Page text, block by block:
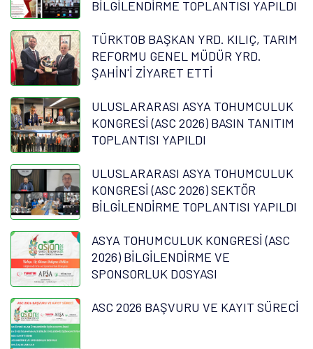
BİLGİLENDİRME TOPLANTISI YAPILDI
TÜRKTOB BAŞKAN YRD. KILIÇ, TARIM
REFORMU GENEL MÜDÜR YRD.
ŞAHİN'İ ZİYARET ETTİ
ULUSLARARASI ASYA TOHUMCULUK
KONGRESİ (ASC 2026) BASIN TANITIM
TOPLANTISI YAPILDI
ULUSLARARASI ASYA TOHUMCULUK
KONGRESİ (ASC 2026) SEKTÖR
BİLGİLENDİRME TOPLANTISI YAPILDI
ASYA TOHUMCULUK KONGRESİ (ASC
2026) BİLGİLENDİRME VE
SPONSORLUK DOSYASI
ASC 2026 BAŞVURU VE KAYIT SÜRECİ